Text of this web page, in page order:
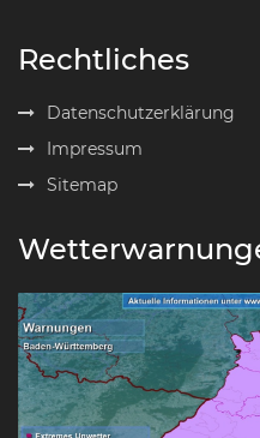
Rechtliches
Datenschutzerklärung
Impressum
Sitemap